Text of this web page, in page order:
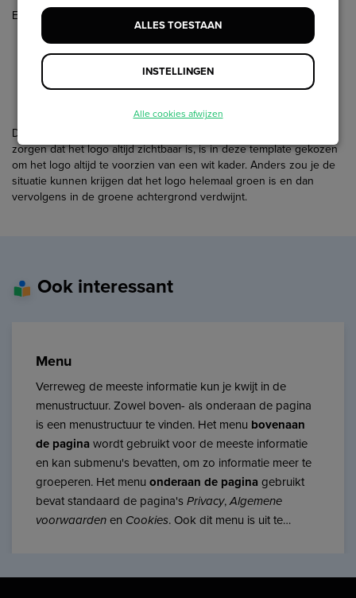
Een voorbeeld van hoe dit eruit ziet:
Dit screenshot is gemaakt in de
zorgen dat het logo altijd zichtbaar is, is in deze template gekozen
om het logo altijd te voorzien van een wit kader. Anders zou je de
situatie kunnen krijgen dat het logo helemaal groen is en dan
vervolgens in de groene achtergrond verdwijnt.
Ook interessant
Menu
Verreweg de meeste informatie kun je kwijt in de
menustructuur. Zowel boven- als onderaan de pagina
is een menustructuur te vinden. Het menu bovenaan
de pagina wordt gebruikt voor de meeste informatie
en kan submenu's bevatten, om zo informatie meer te
groeperen. Het menu onderaan de pagina gebruikt
bevat standaard de pagina'sPrivacy,Algemene
voorwaardenen Cookies. Ook dit menu is uit te
menustructuur aan te passen. De in dit artikel
ALLES TOESTAAN
INSTELLINGEN
Alle cookies afwijzen